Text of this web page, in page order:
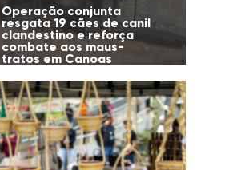
Operação conjunta
resgata 19 cães de canil
clandestino e reforça
combate aos maus-
tratos em Canoas